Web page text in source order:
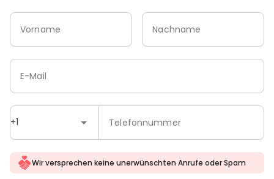
Vorname Nachname
+1 Telefonnummer
E-Mail
Wir versprechen keine unerwünschten Anrufe oder Spam